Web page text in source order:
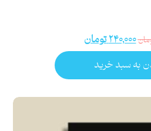
۲۴۰,۰۰۰تومان
به سبد خرید